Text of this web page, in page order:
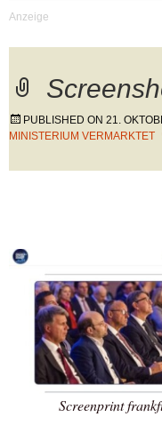
PUBLISHED ON 21.
MINISTERIUM VERMARKTET
Screenprint